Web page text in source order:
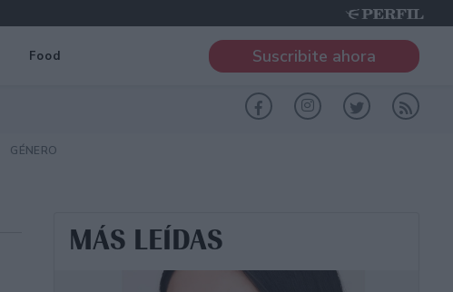
Food Suscribite ahora
GÉNERO
MÁS LEÍDAS